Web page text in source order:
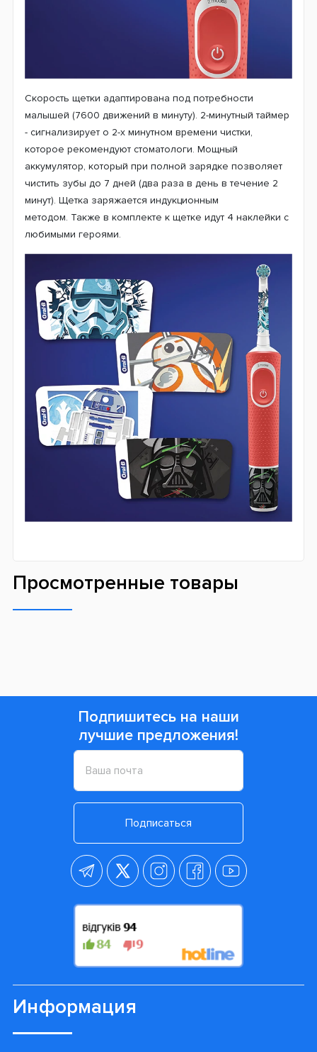
Скорость щетки адаптирована под потребности
малышей (7600 движений в минуту). 2-минутный таймер
- сигнализирует о 2-х минутном времени чистки,
которое рекомендуют стоматологи. Мощный
аккумулятор, который при полной зарядке позволяет
чистить зубы до 7 дней (два раза в день в течение 2
минут). Щетка заряжается индукционным
методом. Также в комплекте к щетке идут 4 наклейки с
любимыми героями.
Просмотренные товары
Подпишитесь на наши
лучшие предложения!
Подписаться
Информация